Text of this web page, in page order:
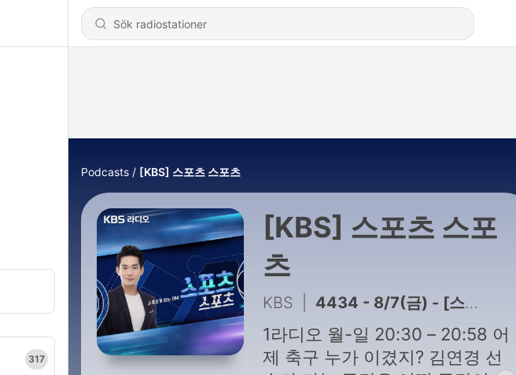
317
Podcasts [KBS] 스포츠 스포츠
[KBS] 스포츠 스포
츠
KBS 4434 - 8/7(금) - [스포츠스포츠] 대한민국 축구대표팀 새 사령탑, 누가 될까?
1라디오 월-일 20:30 – 20:58 어
제 축구 누가 이겼지? 김연경 선